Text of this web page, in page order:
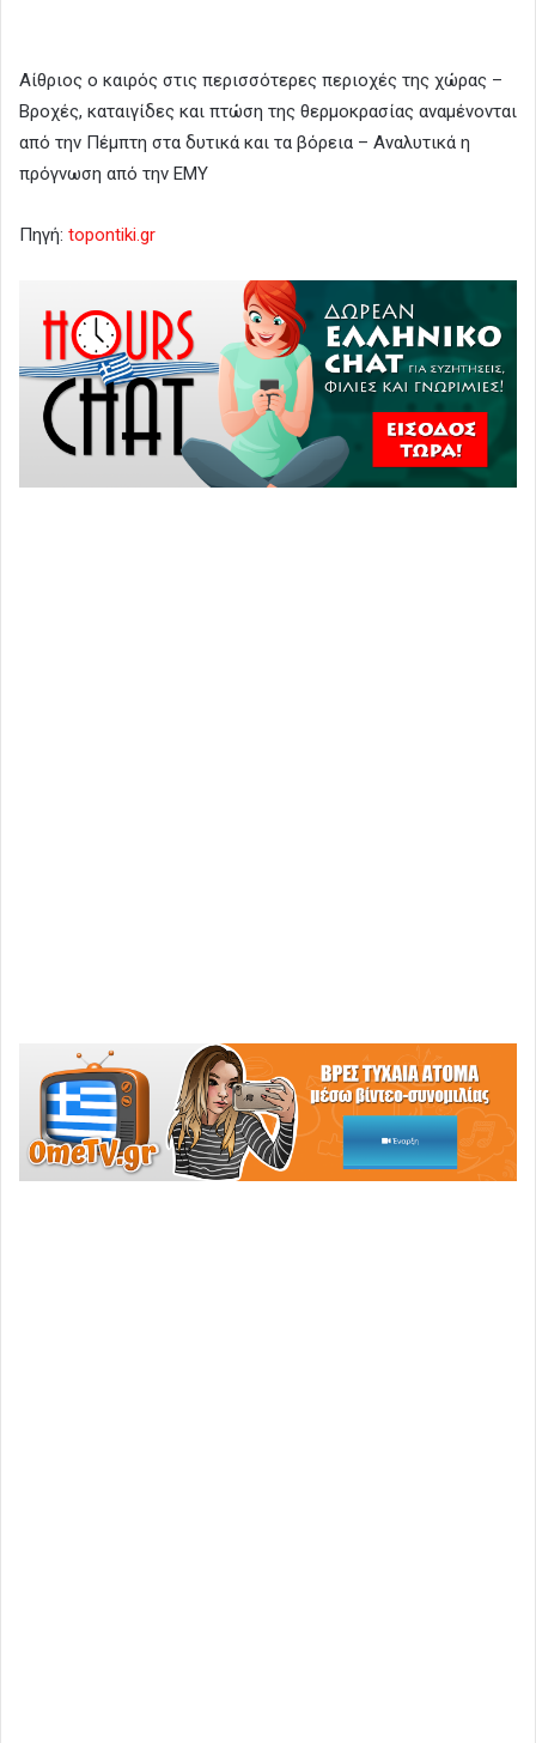
Αίθριος ο καιρός στις περισσότερες περιοχές της χώρας –
Βροχές, καταιγίδες και πτώση της θερμοκρασίας αναμένονται
από την Πέμπτη στα δυτικά και τα βόρεια – Αναλυτικά η
πρόγνωση από την ΕΜΥ
Πηγή: topontiki.gr